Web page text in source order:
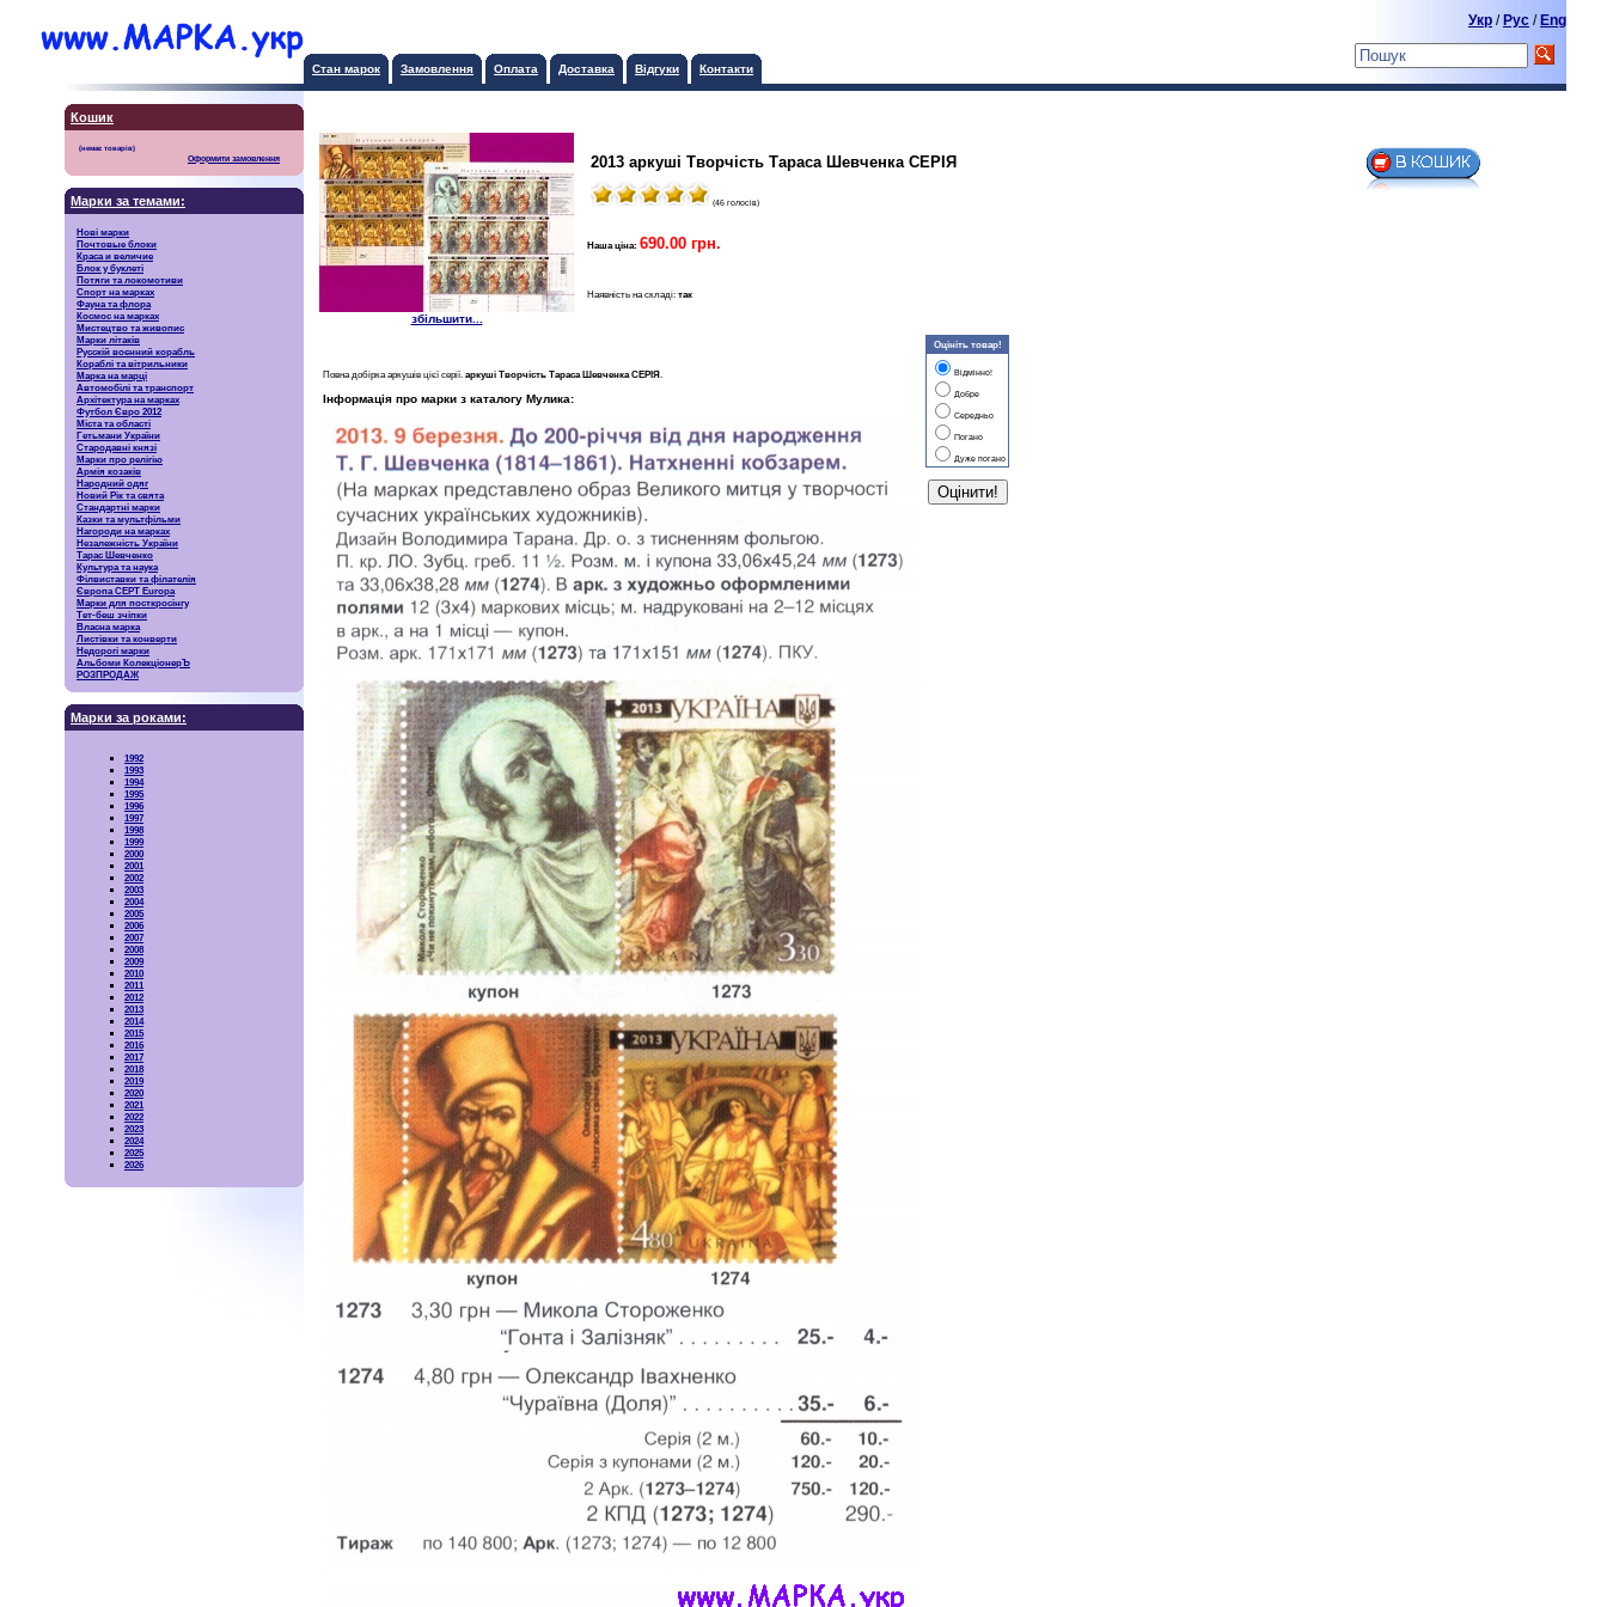
Стан марок Замовлення Оплата Доставка Відгуки Контакти
Укр / Pyc / Eng
Кошик
Оформити замовлення
Марки за темами:
Нові марки
Почтовые блоки
Краса и величие
Блок у буклеті
Потяги та локомотиви
Спорт на марках
Фауна та флора
Космос на марках
Мистецтво та живопис
Марки літаків
Русскiй воєнний корабль
Кораблі та вітрильники
Марка на марці
Автомобілі та транспорт
Архітектура на марках
Футбол Євро 2012
Міста та області
Гетьмани України
Стародавні князі
Марки про релігію
Армія козаків
Народний одяг
Новий Рік та свята
Стандартні марки
Казки та мультфільми
Нагороди на марках
Незалежність України
Тарас Шевченко
Культура та наука
Філвиставки та філателія
Європа CEPT Europa
Марки для посткросінгу
Тет-беш зчіпки
Власна марка
Листівки та конверти
Недорогі марки
Альбоми КолекціонерЪ
РОЗПРОДАЖ
Марки за роками:
1992
1993
1994
1995
1996
1997
1998
1999
2000
2001
2002
2003
2004
2005
2006
2007
2008
2009
2010
2011
2012
2013
2014
2015
2016
2017
2018
2019
2020
2021
2022
2023
2024
2025
2026
збільшити...
2013 аркуші Творчість Тараса Шевченка СЕРІЯ
(46 голосів)
Наша ціна: 690.00 грн.
Наявність на складі: так
Повна добірка аркушів цієї серії. аркуші Творчість Тараса Шевченка СЕРІЯ
Інформація про марки з каталогу Мулика:
Оцініть товар!
Відмінно!
Добре
Середньо
Погано
Дуже погано